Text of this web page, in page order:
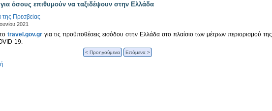
όσους επιθυμούν να ταξιδέψουν στην Ελλάδα
της Πρεσβείας
2021
travel.gov.grγια τις προϋποθέσεις εισόδου στην Ελλάδα στο πλαίσιο των μέτρων περιορισμού της
19.
< Προηγούμενα Επόμενα >